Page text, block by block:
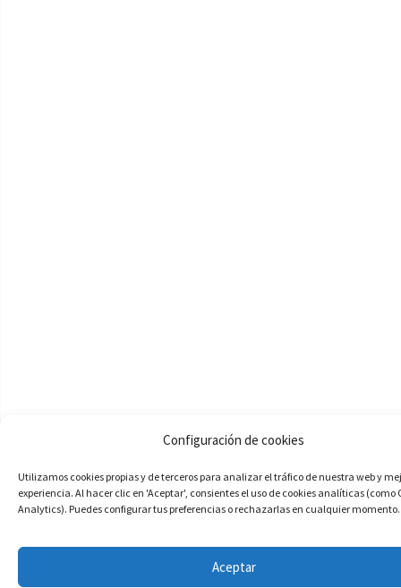
Configuración de cookies
Utilizamos cookies propias y de terceros para analizar el tráfico de nuestra web y
experiencia. Al hacer clic en 'Aceptar', consientes el uso de cookies analíticas (como
Analytics). Puedes configurar tus preferencias o rechazarlas en cualquier momento.
Aceptar